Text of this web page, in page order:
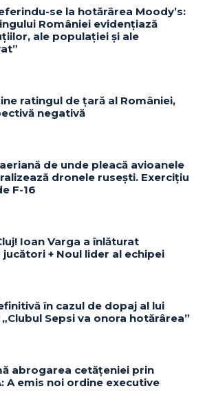
se la hotărârea Moody’s:
României evidențiază
ale populației și ale
ratingul de țară al României,
negativă
de unde pleacă avioanele
dronele rusești. Exercițiu
F-16
Ioan Varga a înlăturat
+ Noul lider al echipei
în cazul de dopaj al lui
Sepsi va onora hotărârea”
abrogarea cetățeniei prin
A emis noi ordine executive